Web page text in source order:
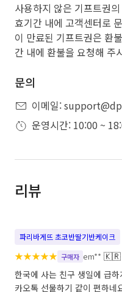
사용하지 않은 기프트권
효기간 내에 고객센터로
이 만료된 기프트권은 환
간 내에 환불을 요청해 주
문의
이메일:
운영시간: 10:00 ~
리뷰
파리바게뜨 초코반딸기반케이크
★★★★★ 구매자 em** 🇰🇷
한국에 사는 친구 생일에 급
카오톡 선물하기 같이 편하네